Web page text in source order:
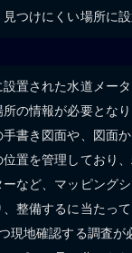
つけにくい場所に
置された水道メー
の情報が必要とな
書き図面や、図面
置を管理しており
など、マッピング
整備するに当たっ
現地確認する調査が